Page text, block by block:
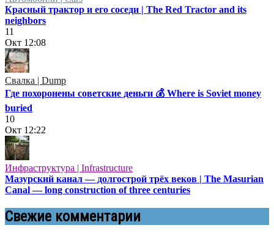
Красный трактор и его соседи | The Red Tractor and its
neighbors
11
Окт 12:08
Свалка | Dump
Где похоронены советские деньги 💰 Where is Soviet money
buried
10
Окт 12:22
Инфраструктура | Infrastructure
Мазурский канал — долгострой трёх веков | The Masurian
Canal — long construction of three centuries
Свежие комментарии